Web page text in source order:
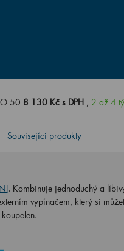
50 8 130 Kč s DPH , 2 až 4
Související produkty
. Kombinuje jednoduchý a
vypínačem, který si